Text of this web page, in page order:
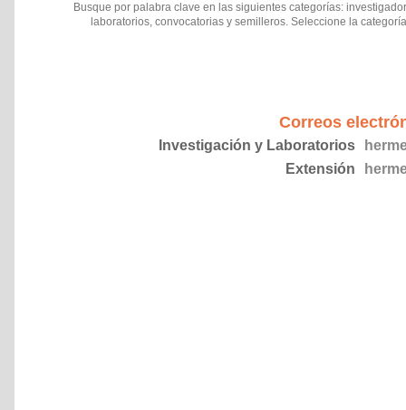
Busque por palabra clave en las siguientes categorías:
laboratorios, convocatorias y semilleros. Seleccione la
Correos
Investigación y Laboratorios
Extensión